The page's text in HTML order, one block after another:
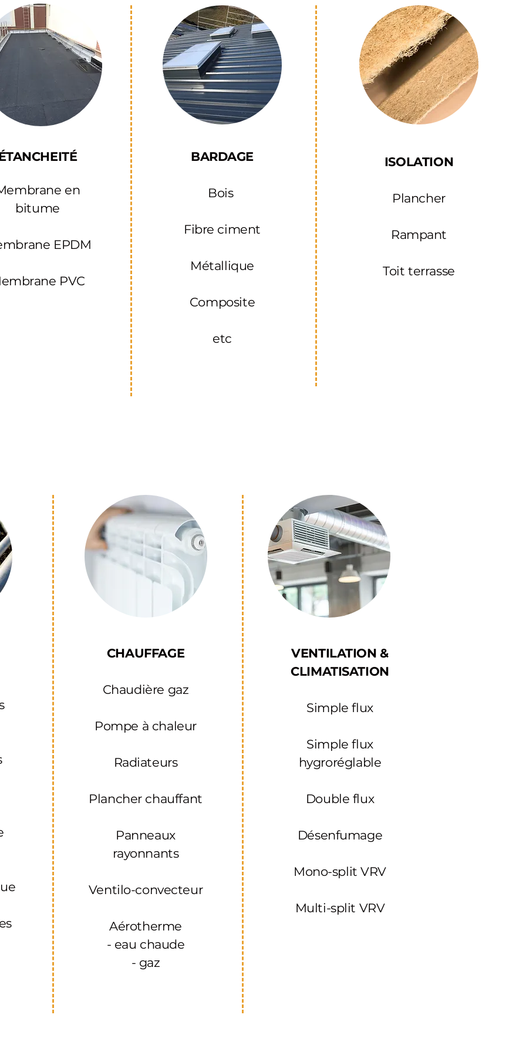
en
bitume
EPDM
PVC
BARDAGE​
Bois ​
Fibre ciment
Métallique
Composite
etc
ISOLATION
Plancher
Rampant
Toit terrasse
CHAUFFAGE
Chaudière gaz
Pompe à chaleur
Radiateurs
Plancher chauffant
Panneaux
rayonnants
Ventilo-convecteur
Aérotherme
- eau chaude
- gaz
VENTILATION &
CLIMATISATION
Simple flux
Simple flux
hygroréglable
Double flux
Désenfumage
Mono-split VRV
Multi-split VRV